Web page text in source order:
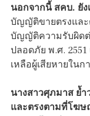
นอกจากนี้ สคบ. ยั
บัญญัติขายตรงและ
บัญญัติความรับผิดต่
ปลอดภัย พ.ศ.
เหลือผู้เสียหายใน
นางสาวศุภมาส ย้
และตรงตามที่โฆ